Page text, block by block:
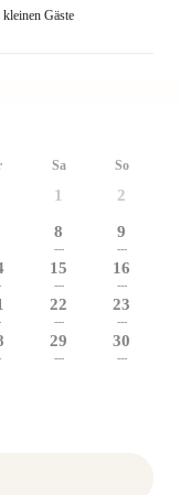
Gäste
Sa So
1 2
8
---
9
---
15
---
16
---
22
---
23
---
29
---
30
---